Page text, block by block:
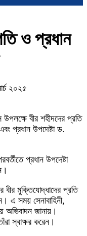
ও প্রধান
২০২৫
উপলক্ষে বীর শহীদদের প্রতি
প্রধান উপদেষ্টা ড.
প্রধান উপদেষ্টা
মুক্তিযোদ্ধাদের প্রতি
এ সময় সেনাবাহিনী,
অভিবাদন জানায়।
স্বাক্ষর করেন।